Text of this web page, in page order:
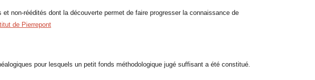
non-réédités dont la découverte permet de faire progresser la connaissance de
de Pierrepont
pour lesquels un petit fonds méthodologique jugé suffisant a été constitué.